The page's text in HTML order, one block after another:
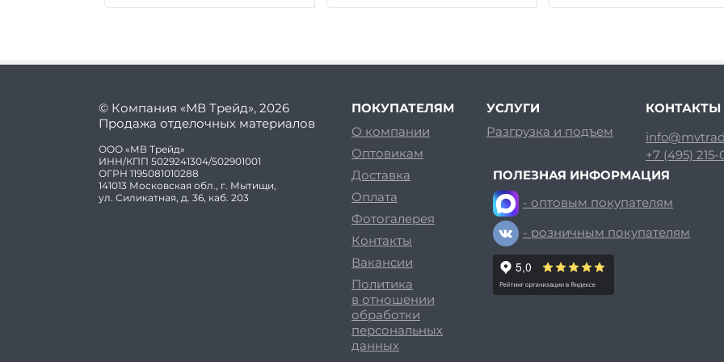
© Компания «МВ Трейд», 2026
Продажа отделочных материалов
ООО «МВ Трейд»
ИНН/КПП 5029241304/502901001
ОГРН 1195081010288
141013 Московская обл., г. Мытищи,
ул. Силикатная, д. 36, каб. 203
ПОКУПАТЕЛЯМ
О компании
Оптовикам
Доставка
Оплата
Фотогалерея
Контакты
Вакансии
Политика
в отношении
обработки
персональных
данных
УСЛУГИ
Разгрузка и подъем
КОНТАКТЫ
+7 (495)
ПОЛЕЗНАЯ ИНФОРМАЦИЯ
- оптовым покупателям
- розничным покупателям